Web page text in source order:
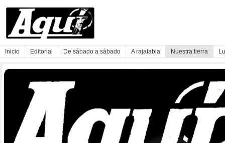
Inicio Editorial De sábado a sábado A rajatabla Nuestra tierra